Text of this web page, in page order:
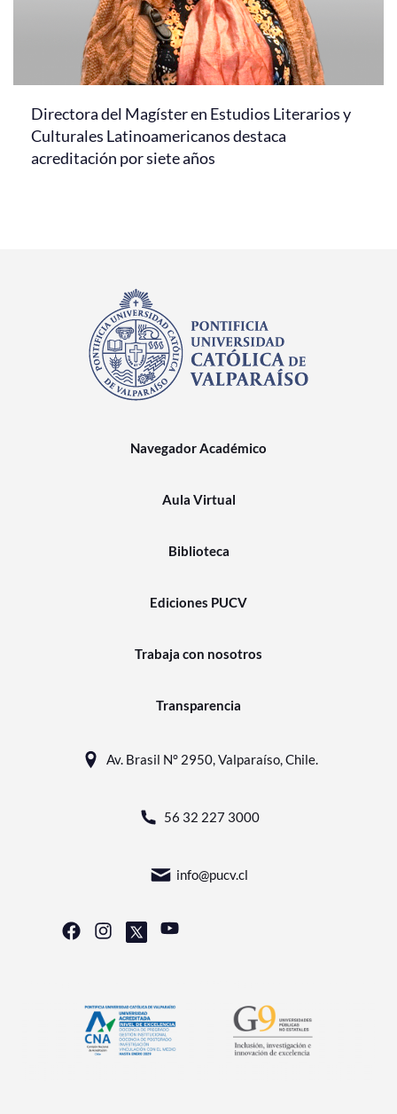
Directora del Magíster en Estudios Literarios y
Culturales Latinoamericanos destaca
acreditación por siete años
Navegador Académico
Aula Virtual
Biblioteca
Ediciones PUCV
Trabaja con nosotros
Transparencia
Av. Brasil N° 2950, Valparaíso, Chile.
56 32 227 3000
info@pucv.cl